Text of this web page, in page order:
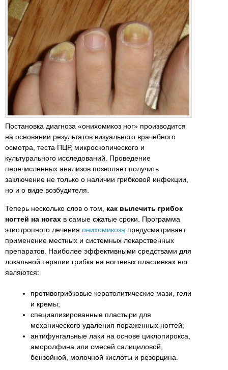
Постановка диагноза «онихомикоз ног» производится
на основании результатов визуального врачебного
осмотра, теста ПЦР, микроскопического и
культурального исследований. Проведение
перечисленных анализов позволяет получить
заключение не только о наличии грибковой инфекции,
но и о виде возбудителя.
Теперь несколько слов о том, как вылечить грибок
ногтей на ногах в самые сжатые сроки. Программа
этиотропного лечения онихомикоза предусматривает
применение местных и системных лекарственных
препаратов. Наиболее эффективными средствами для
локальной терапии грибка на ногтевых пластинках ног
являются:
противогрибковые кератолитические мази, гели
и кремы;
специализированные пластыри для
механического удаления пораженных ногтей;
антифунгальные лаки на основе циклопирокса,
аморолфина или смесей салициловой,
бензойной, молочной кислоты и резорцина.